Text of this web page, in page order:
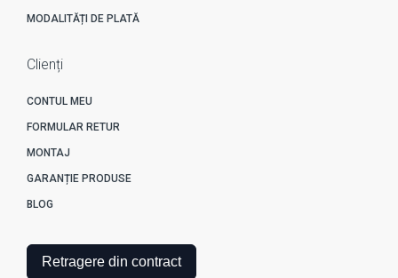
MODALITĂȚI DE PLATĂ
Clienți
CONTUL MEU
FORMULAR RETUR
MONTAJ
GARANȚIE PRODUSE
BLOG
Retragere din contract